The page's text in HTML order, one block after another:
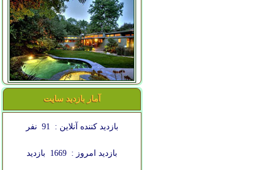
آمار بازدید سایت
بازدید کننده آنلاین : 91 نفر
بازدید امروز : 1669 بازدید